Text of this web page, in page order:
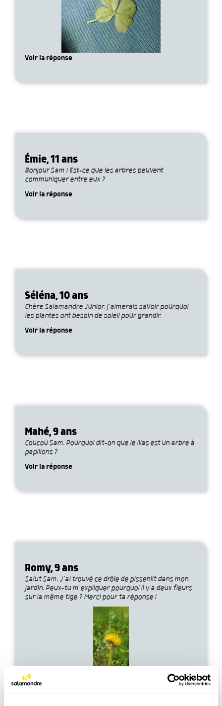
Voir la réponse
Émie, 11 ans
Bonjour Sam ! Est-ce que les arbres peuvent
communiquer entre eux ?
Voir la réponse
Séléna, 10 ans
Chère Salamandre Junior, j’aimerais savoir pourquoi
les plantes ont besoin de soleil pour grandir.
Voir la réponse
Mahé, 9 ans
Coucou Sam. Pourquoi dit-on que le lilas est un arbre à
papillons ?
Voir la réponse
Romy, 9 ans
Salut Sam. J’ai trouvé ce drôle de pissenlit dans mon
jardin. Peux-tu m’expliquer pourquoi il y a deux fleurs
sur la même tige ? Merci pour ta réponse !
Voir la réponse